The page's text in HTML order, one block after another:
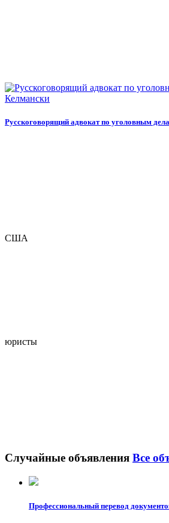
Русскоговорящий адвокат по уголовным
США
юристы
Случайные объявления Все
Профессиональный перевод